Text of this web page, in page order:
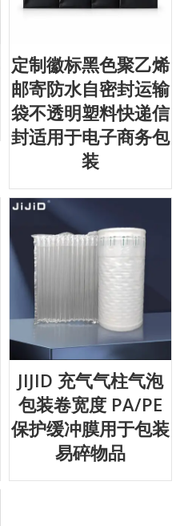
定制徽标黑色聚乙烯
邮寄防水自密封运输
袋不透明塑料快递信
封适用于电子商务包
装
JIJID 充气气柱气泡
包装卷宽度 PA/PE
保护缓冲膜用于包装
易碎物品